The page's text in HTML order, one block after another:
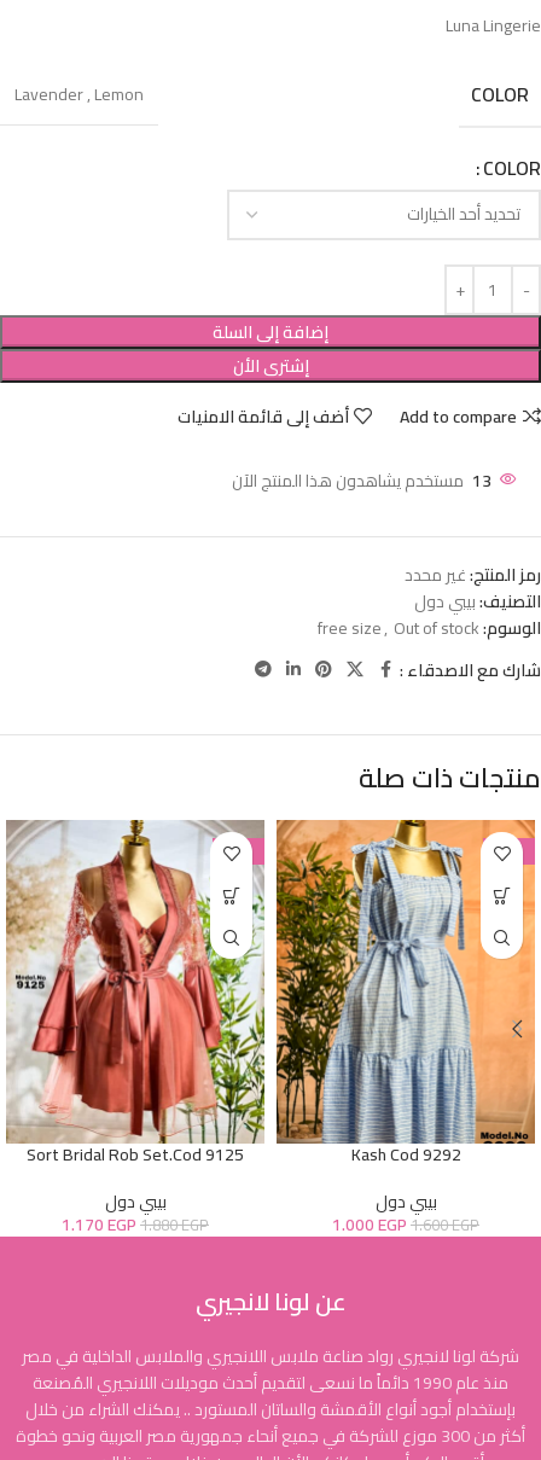
Luna Lingerie
COLOR
Lavender,Lemon
COLOR
إضافة إلى السلة
إشترى الأن
Add to compare
أضف إلى قائمة الامنيات
13 مستخدم يشاهدون هذا المنتج الآن
رمز المنتج:غير محدد
التصنيف:بيبي دول
الوسوم:
free size, Out of stock
شارك مع الاصدقاء :
منتجات ذات صلة
-38%
Kash Cod 9292
بيبي دول
1.600EGP
1.000EGP
-38%
Sort Bridal Rob Set.Cod 9125
بيبي دول
1.880EGP
1.170EGP
عن لونا لانجيري
شركة لونا لانجيري رواد صناعة ملابس اللانجيري والملابس الداخلية في مصر
منذ عام 1990 دائماً ما نسعى لتقديم أحدث موديلات اللانجيري المُصنعة
بإستخدام أجود أنواع الأقمشة والساتان المستورد .. يمكنك الشراء من خلال
أكثر من 300 موزع للشركة في جميع أنحاء جمهورية مصر العربية ونحو خطوة